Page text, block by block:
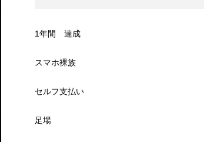
1年間 達成
スマホ裸族
セルフ支払い
足場